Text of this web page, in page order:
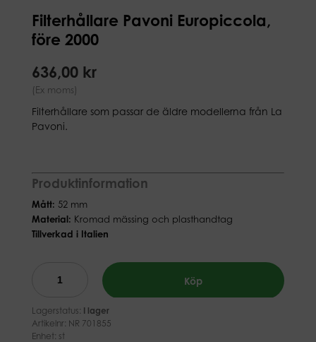
Filterhållare Pavoni Europiccola,
före 2000
636,00 kr
(Ex moms)
Filterhållare som passar de äldre modellerna från La
Pavoni.
Produktinformation
Mått: 52 mm
Material: Kromad mässing och plasthandtag
Tillverkad i Italien
Köp
Lagerstatus: I lager
Artikelnr: NR 701855
Enhet: st